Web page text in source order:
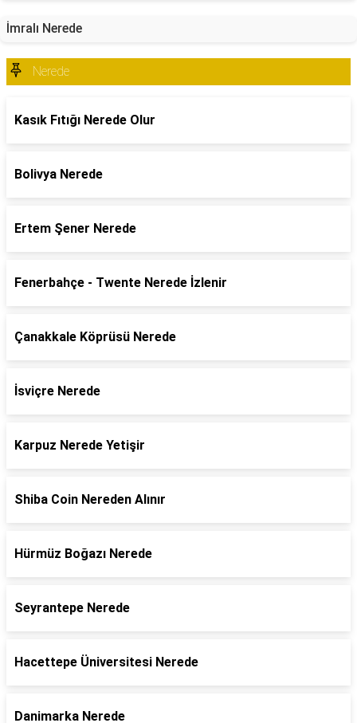
İmralı Nerede
Nerede
Kasık Fıtığı Nerede Olur
Bolivya Nerede
Ertem Şener Nerede
Fenerbahçe - Twente Nerede İzlenir
Çanakkale Köprüsü Nerede
İsviçre Nerede
Karpuz Nerede Yetişir
Shiba Coin Nereden Alınır
Hürmüz Boğazı Nerede
Seyrantepe Nerede
Hacettepe Üniversitesi Nerede
Danimarka Nerede